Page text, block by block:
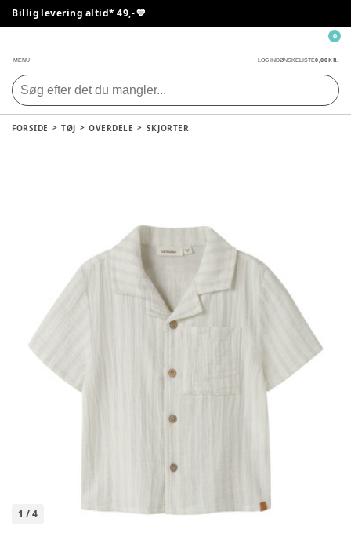
Billig levering altid* 49,- 💙
MENU LOG INDØNSKELISTE0,00 KR.
0
FORSIDE TØJ OVERDELE SKJORTER
1 /4